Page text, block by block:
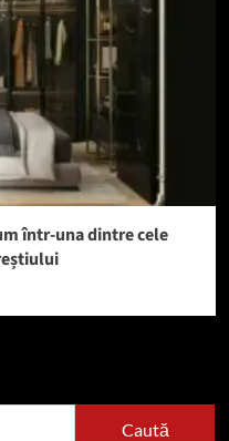
într-una dintre cele
Caută